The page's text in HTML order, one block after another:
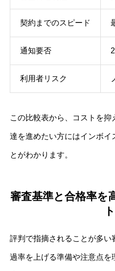
契約までのスピード
通知要否
利用者リスク
この比較表から、コストを
達を進めたい方にはインボ
とがわかります。
審査基準と合格率を
ト
評判で指摘されることが多い
過率を上げる準備や注意点